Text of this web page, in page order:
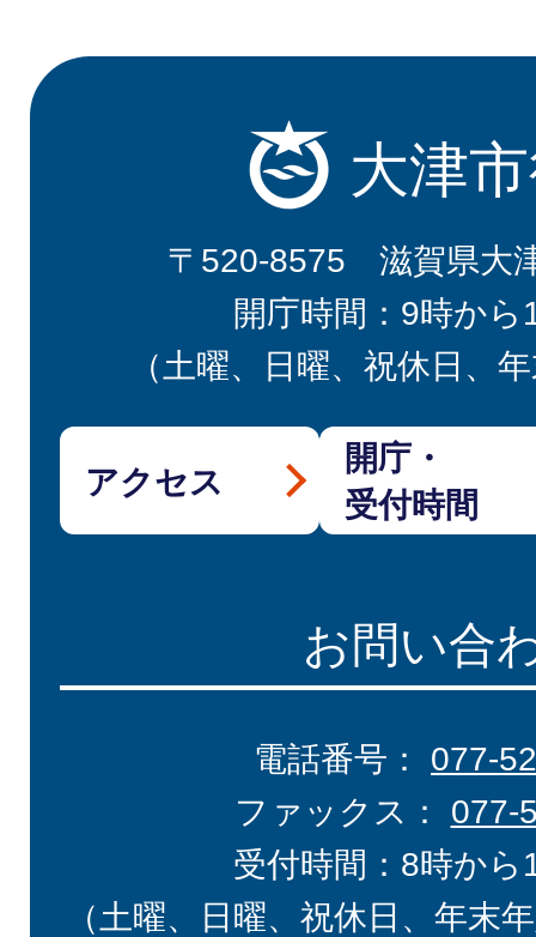
大津
〒520-8575 滋賀県大
開庁時間：9時から
（土曜、日曜、祝休日、
アクセス
開庁・
受付時間
お問い合
電話番号： 077-
ファックス： 077-
受付時間：8時から
（土曜、日曜、祝休日、年末